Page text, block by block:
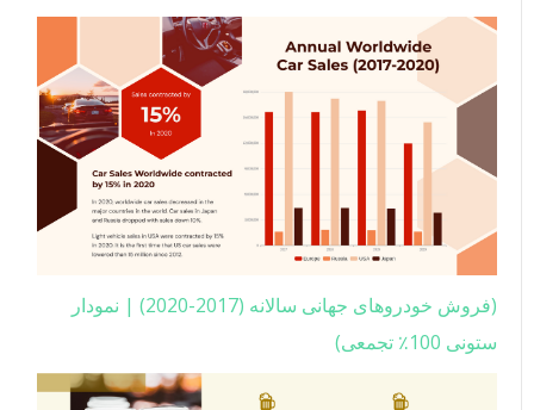
(فروش خودروهای جهانی سالانه (2017-2020) | نمودار
ستونی 100٪ تجمعی)